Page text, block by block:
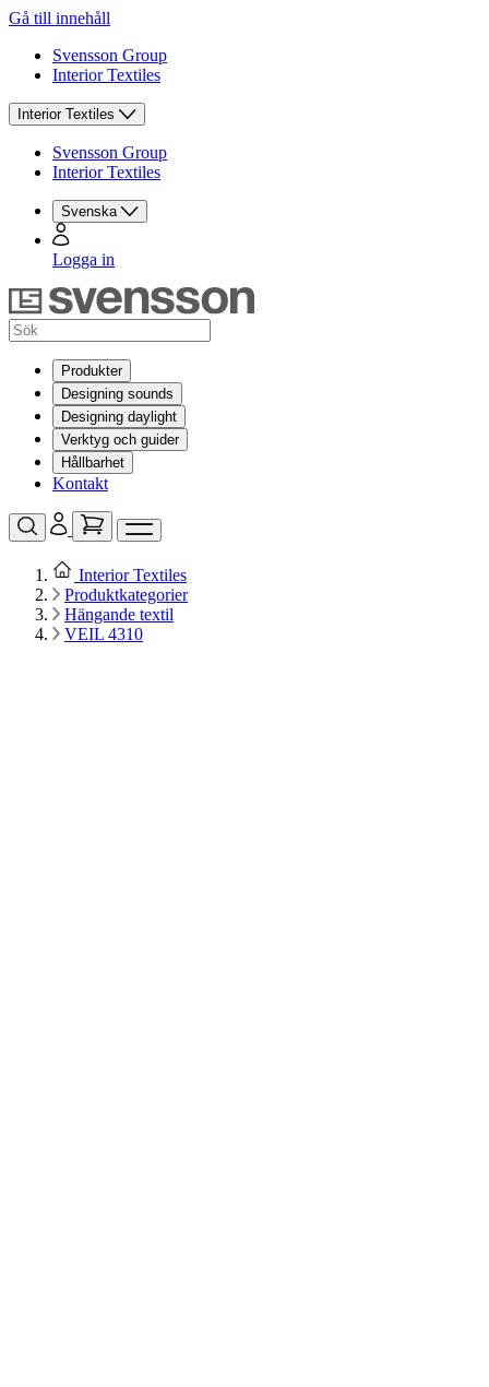
Gå till innehåll
Svensson Group
Interior Textiles
Interior Textiles
Svensson Group
Interior Textiles
Svenska
Logga in
Produkter
Designing sounds
Designing daylight
Verktyg och guider
Hållbarhet
Kontakt
Interior Textiles
Produktkategorier
Hängande textil
VEIL 4310